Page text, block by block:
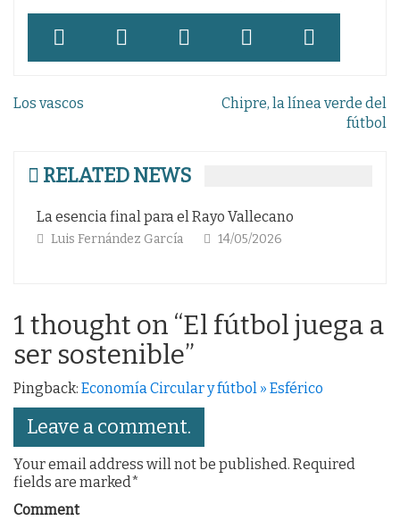
Navegación
Los vascos
Chipre, la línea verde del
fútbol
RELATED NEWS
2026
La Copa del rey del Motherwell
Luis Fernández García
1 thought on “El fútbol juega a
ser sostenible”
Pingback: Economía Circular y fútbol » Esférico
Leave a comment.
Your email address will not be published. Required
fields are marked*
Comment